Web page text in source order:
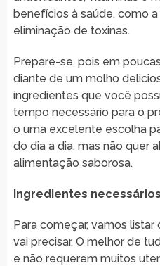
benefícios à saúde, como
eliminação de toxinas.
Prepare-se, pois em
diante de um molho
ingredientes que você
tempo necessário para o
o uma excelente escolha
do dia a dia, mas não quer
alimentação saborosa.
Ingredientes necessários
Para começar, vamos
vai precisar. O melhor de
e não requerem muitos